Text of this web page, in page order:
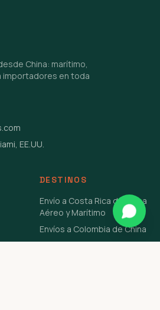
China: marítimo,
importadores en toda
EE.UU.
DESTINOS
Envío a Costa Rica de China
Aéreo y Marítimo
Envíos a Colombia de China